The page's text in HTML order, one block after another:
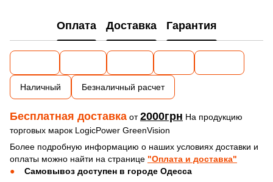
Оплата Доставка Гарантия
Наличный Безналичный расчет
Бесплатная доставка от2000грн На продукцию
торговых марок LogicPower GreenVision
Более подробную информацию о наших условиях доставки и
оплаты можно найти на странице "Оплата и доставка"
Самовывоз доступен в городе Одесса